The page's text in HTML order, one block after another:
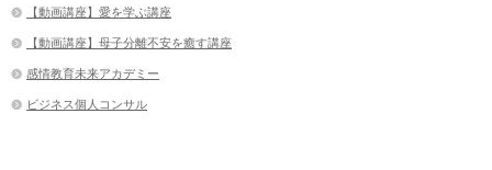
【動画講座】愛を学ぶ講座
【動画講座】母子分離不安を癒す講座
感情教育未来アカデミー
ビジネス個人コンサル